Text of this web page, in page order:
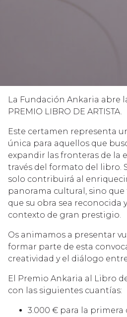
La Fundación Ankaria abre
PREMIO LIBRO DE ARTISTA.
Este certamen representa
única para aquellos que
expandir las fronteras de la
través del formato del libro.
solo contribuirá al
panorama cultural, sino
que su obra sea reconocida
contexto de gran prestigio.
Os animamos a presentar
formar parte de esta
creatividad y el diálogo
El Premio Ankaria al Libro
con las siguientes cuantías:
3.000 € para la primera